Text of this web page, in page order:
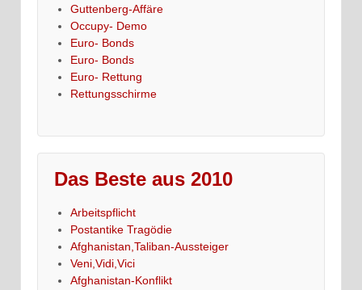
Guttenberg-Affäre
Occupy- Demo
Euro- Bonds
Euro- Bonds
Euro- Rettung
Rettungsschirme
Das Beste aus 2010
Arbeitspflicht
Postantike Tragödie
Afghanistan,Taliban-Aussteiger
Veni,Vidi,Vici
Afghanistan-Konflikt